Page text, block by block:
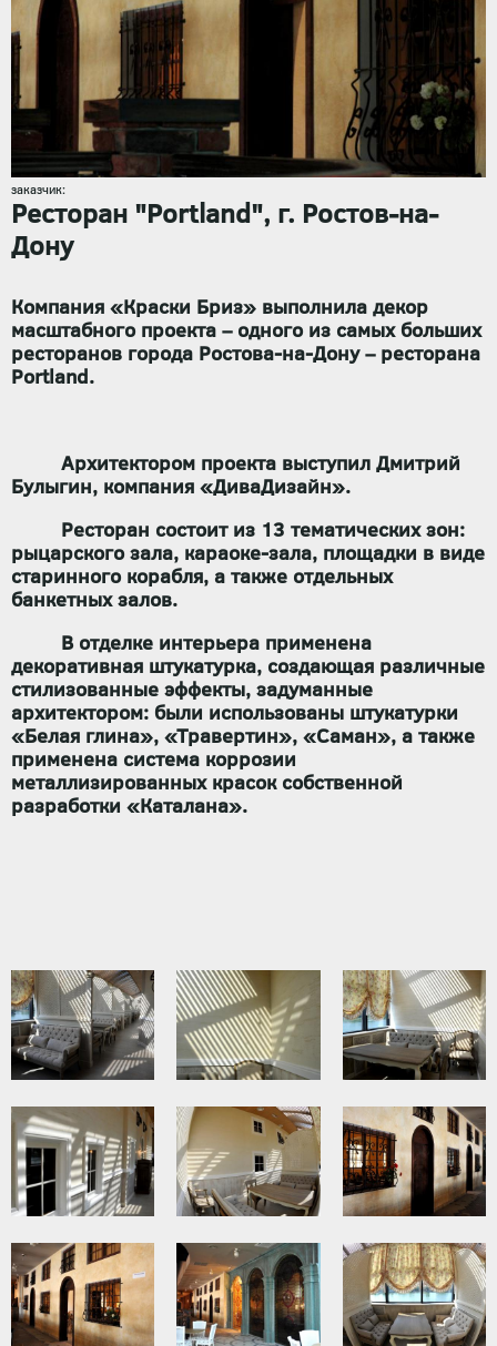
заказчик:
Ресторан "Portland", г. Ростов-на-
Дону
Компания «Краски Бриз» выполнила декор
масштабного проекта – одного из самых больших
ресторанов города Ростова-на-Дону – ресторана
Portland.
Архитектором проекта выступил Дмитрий
Булыгин, компания «ДиваДизайн».
Ресторан состоит из 13 тематических зон:
рыцарского зала, караоке-зала, площадки в виде
старинного корабля, а также отдельных
банкетных залов.
В отделке интерьера применена
декоративная штукатурка, создающая различные
стилизованные эффекты, задуманные
архитектором: были использованы штукатурки
«Белая глина», «Травертин», «Саман», а также
применена система коррозии
металлизированных красок собственной
разработки «Каталана».